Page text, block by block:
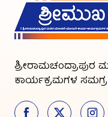
ಕಾರ್ಯಕ್ರಮಗಳ